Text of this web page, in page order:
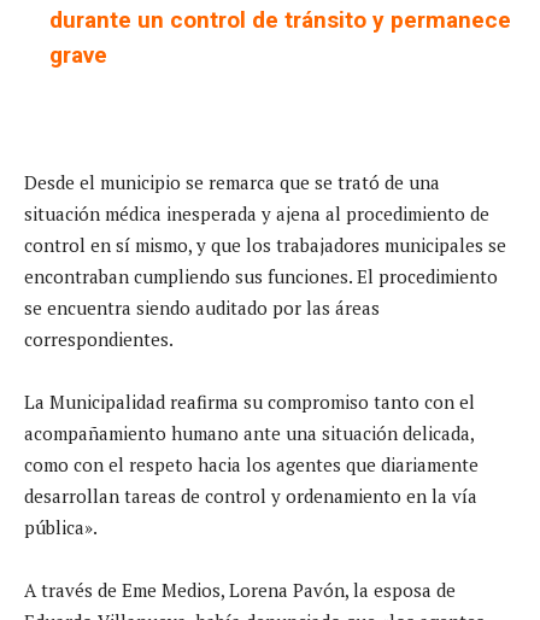
durante un control de tránsito y permanece
grave
Desde el municipio se remarca que se trató de una
situación médica inesperada y ajena al procedimiento de
control en sí mismo, y que los trabajadores municipales se
encontraban cumpliendo sus funciones. El procedimiento
se encuentra siendo auditado por las áreas
correspondientes.
La Municipalidad reafirma su compromiso tanto con el
acompañamiento humano ante una situación delicada,
como con el respeto hacia los agentes que diariamente
desarrollan tareas de control y ordenamiento en la vía
pública».
A través de Eme Medios, Lorena Pavón, la esposa de